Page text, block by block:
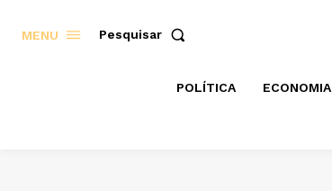
MENU Pesquisar
POLÍTICA ECONOMIA